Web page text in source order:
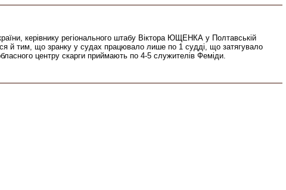
керівнику регіонального штабу Віктора ЮЩЕНКА у Полтавській
й тим, що зранку у судах працювало лише по 1 судді, що затягувало
центру скарги приймають по 4-5 служителів Феміди.